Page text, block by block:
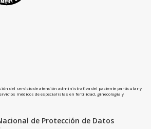
del servicio de atención administrativa del paciente particular y
médicos de especialistas en fertilidad, ginecología y
de Protección de Datos